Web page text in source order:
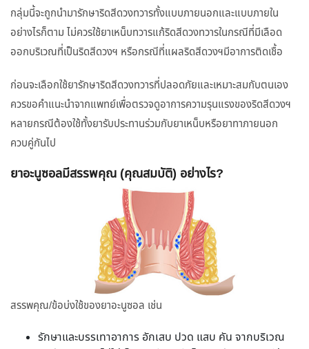
กลุ่มนี้จะถูกนำมารักษาริดสีดวงทวารทั้งแบบภายนอกและแบบภายใน
อย่างไรก็ตาม ไม่ควรใช้ยาเหน็บทวารแก้ริดสีดวงทวารในกรณีที่มีเลือด
ออกบริเวณที่เป็นริดสีดวงฯ หรือกรณีที่แผลริดสีดวงฯมีอาการติดเชื้อ
ก่อนจะเลือกใช้ยารักษาริดสีดวงทวารที่ปลอดภัยและเหมาะสมกับตนเอง
ควรขอคำแนะนำจากแพทย์เพื่อตรวจดูอาการความรุนแรงของริดสีดวงฯ
หลายกรณีต้องใช้ทั้งยารับประทานร่วมกับยาเหน็บหรือยาทาภายนอก
ควบคู่กันไป
ยาอะนูซอลมีสรรพคุณ (คุณสมบัติ) อย่างไร?
สรรพคุณ/ข้อบ่งใช้ของยาอะนูซอล เช่น
รักษาและบรรเทาอาการ อักเสบ ปวด แสบ คัน จากบริเวณ